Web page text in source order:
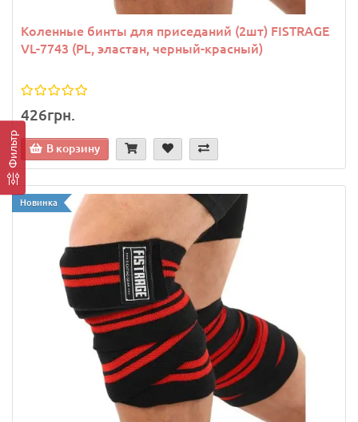
Фильтр
Коленные бинты для приседаний (2шт) FISTRAGE
VL-7743 (PL, эластан, черный-красный)
426грн.
В корзину
Новинка